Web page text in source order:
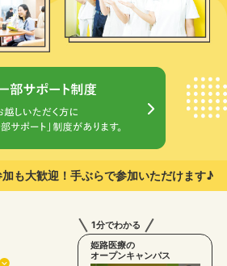
も大歓迎！ 手ぶらで参加いただけます♪
1分でわかる
姫路医療の
オープンキャンパス